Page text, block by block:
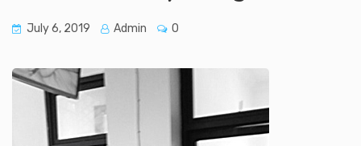
July 6, 2019 Admin 0